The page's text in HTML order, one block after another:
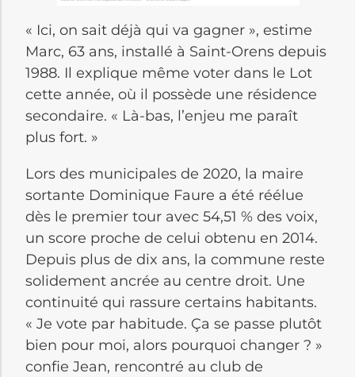
« Ici, on sait déjà qui va gagner », estime
Marc, 63 ans, installé à Saint-Orens depuis
1988. Il explique même voter dans le Lot
cette année, où il possède une résidence
secondaire. « Là-bas, l’enjeu me paraît
plus fort. »
Lors des municipales de 2020, la maire
sortante Dominique Faure a été réélue
dès le premier tour avec 54,51 % des voix,
un score proche de celui obtenu en 2014.
Depuis plus de dix ans, la commune reste
solidement ancrée au centre droit. Une
continuité qui rassure certains habitants.
« Je vote par habitude. Ça se passe plutôt
bien pour moi, alors pourquoi changer ? »
confie Jean, rencontré au club de